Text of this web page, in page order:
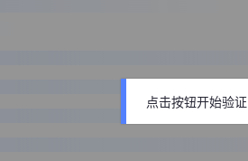
点击按钮开始验证